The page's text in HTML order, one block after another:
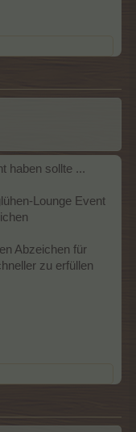
Gegenwert
diesen nun an, so
2
haben sollte ...
Lounge Event
Abzeichen für
zu erfüllen